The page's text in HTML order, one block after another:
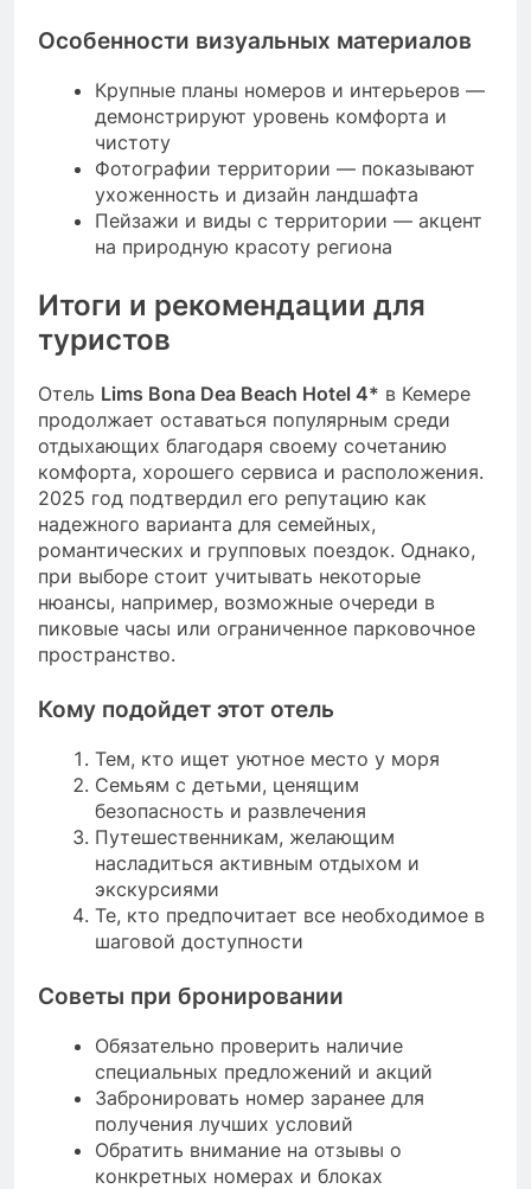
Особенности визуальных материалов
Крупные планы номеров и интерьеров —
демонстрируют уровень комфорта и
чистоту
Фотографии территории — показывают
ухоженность и дизайн ландшафта
Пейзажи и виды с территории — акцент
на природную красоту региона
Итоги и рекомендации для
туристов
Отель Lims Bona Dea Beach Hotel 4* в Кемере
продолжает оставаться популярным среди
отдыхающих благодаря своему сочетанию
комфорта, хорошего сервиса и расположения.
2025 год подтвердил его репутацию как
надежного варианта для семейных,
романтических и групповых поездок. Однако,
при выборе стоит учитывать некоторые
нюансы, например, возможные очереди в
пиковые часы или ограниченное парковочное
пространство.
Кому подойдет этот отель
Тем, кто ищет уютное место у моря
Семьям с детьми, ценящим
безопасность и развлечения
Путешественникам, желающим
насладиться активным отдыхом и
экскурсиями
Те, кто предпочитает все необходимое в
шаговой доступности
Советы при бронировании
Обязательно проверить наличие
специальных предложений и акций
Забронировать номер заранее для
получения лучших условий
Обратить внимание на отзывы о
конкретных номерах и блоках